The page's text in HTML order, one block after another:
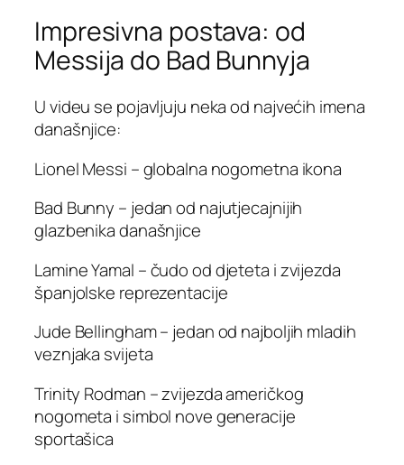
Impresivna postava: od
Messija do Bad Bunnyja
U videu se pojavljuju neka od najvećih imena
današnjice:
Lionel Messi – globalna nogometna ikona
Bad Bunny – jedan od najutjecajnijih
glazbenika današnjice
Lamine Yamal – čudo od djeteta i zvijezda
španjolske reprezentacije
Jude Bellingham – jedan od najboljih mladih
veznjaka svijeta
Trinity Rodman – zvijezda američkog
nogometa i simbol nove generacije
sportašica